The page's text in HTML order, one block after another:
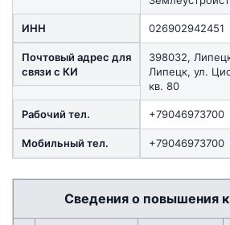
ИНН 026902942451
Почтовый адрес для
связи с КИ
398032,
Липецк, ул.
кв. 80
Рабочий тел. +79046973700
Мобильный тел. +79046973700
Сведения о повышения